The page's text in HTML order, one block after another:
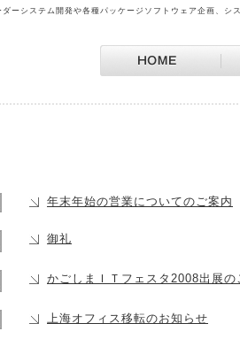
ーシステム開発や各種パッケージソフトウェア企画、
年末年始の営業についてのご案内
御礼
かごしまＩＴフェスタ2008出展の
上海オフィス移転のお知らせ